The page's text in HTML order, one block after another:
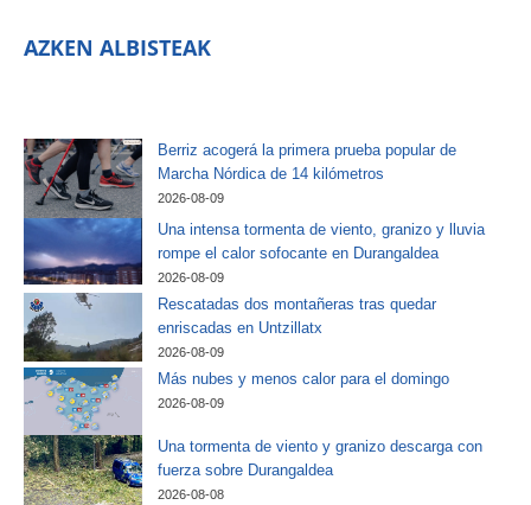
AZKEN ALBISTEAK
Berriz acogerá la primera prueba popular de
Marcha Nórdica de 14 kilómetros
2026-08-09
Una intensa tormenta de viento, granizo y lluvia
rompe el calor sofocante en Durangaldea
2026-08-09
Rescatadas dos montañeras tras quedar
enriscadas en Untzillatx
2026-08-09
Más nubes y menos calor para el domingo
2026-08-09
Una tormenta de viento y granizo descarga con
fuerza sobre Durangaldea
2026-08-08